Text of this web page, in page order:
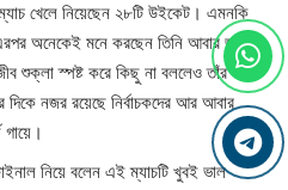
খেলে নিয়েছেন ২৮টি উইকেট। এমনকি
অনেকেই মনে করছেন তিনি আবার জাতীয়
শুক্লা স্পষ্ট করে কিছু না বললেও তাঁর
দিকে নজর রয়েছে নির্বাচকদের আর আবার
গায়ে।
নিয়ে বলেন এই ম্যাচটি খুবই ভাল